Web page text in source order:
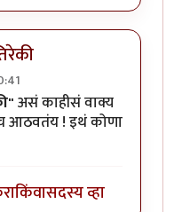
असं काहीसं वाक्य
आठवतंय ! इथं कोणा
किंवासदस्य व्हा